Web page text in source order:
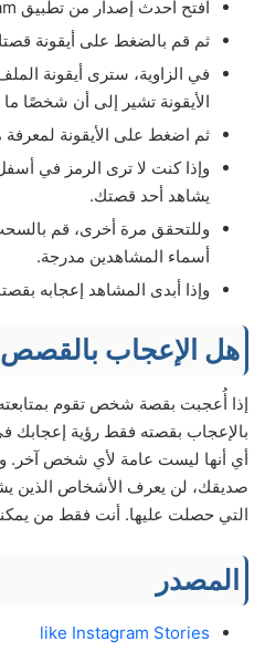
افتح أحدث إصدار من تطبيق Instagram.
ثم قم بالضغط على أيقونة
في الزاوية، سترى أيقونة
الأيقونة تشير إلى أن شخصًا
ثم اضغط على الأيقونة
وإذا كنت لا ترى الرمز في
يشاهد أحد قصتك.
وللتحقق مرة أخرى، قم
أسماء المشاهدين مدرجة.
وإذا أبدى المشاهد إعجابه
هل الإعجاب
إذا أُعجبت بقصة شخص تقوم
بالإعجاب بقصته فقط رؤية إعجابك
أي أنها ليست عامة لأي شخص آخر.
صديقك، لن يعرف الأشخاص الذين
التي حصلت عليها. أنت فقط من
المصدر
like Instagram Stories